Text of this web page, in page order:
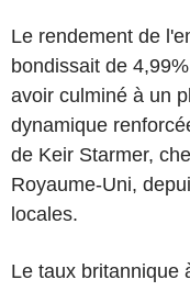
Le rendement de
bondissait de
avoir culminé à un
dynamique
de Keir Starmer,
Royaume-Uni,
locales.
Le taux britannique